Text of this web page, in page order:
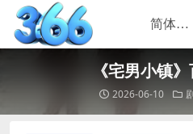
《宅男小镇
2026-06-10